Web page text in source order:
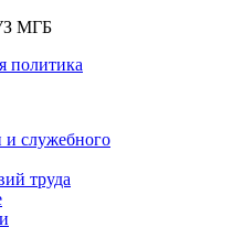
МГБ
политика
и служебного
труда